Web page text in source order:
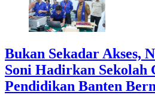
Bukan Sekadar Akses,
Soni Hadirkan Sekolah
Pendidikan Banten